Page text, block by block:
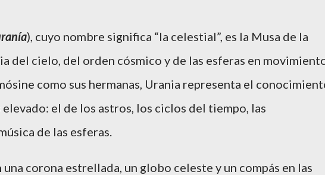
), cuyo nombre significa “la celestial”, es la Musa de la
del cielo, del orden cósmico y de las esferas en
como sus hermanas, Urania representa el
elevado: el de los astros, los ciclos del tiempo, las
de las esferas.
corona estrellada, un globo celeste y un compás en las